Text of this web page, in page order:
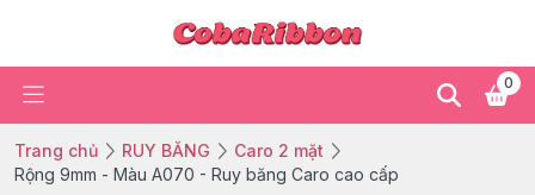
0
Trang chủ RUY BĂNG
Caro 2 mặt
Rộng 9mm - Màu A070 - Ruy băng Caro cao cấp